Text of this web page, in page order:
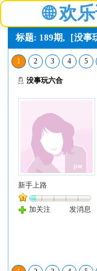
🌐 欢
标题: 189期,［没
1 2 3 4 5
没事玩六合
新手上路
加关注 发消息